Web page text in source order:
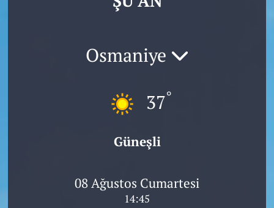
Osmaniye
37°
Güneşli
08 Ağustos Cumartesi
14:45